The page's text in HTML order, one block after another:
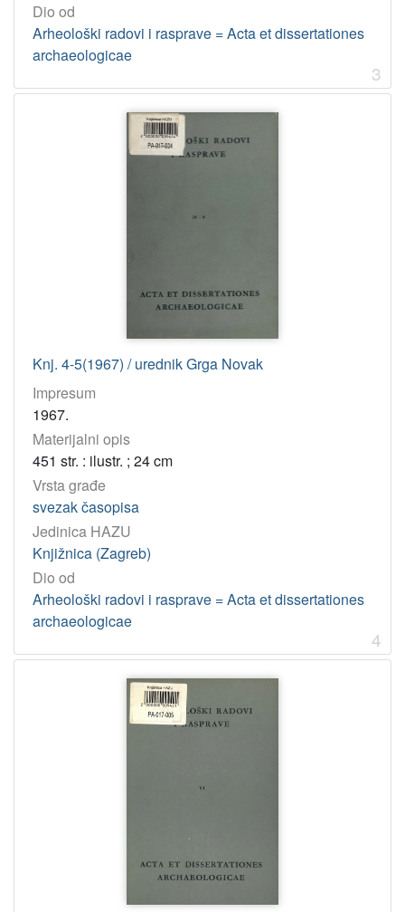
Dio od
Arheološki radovi i rasprave = Acta et dissertationes
archaeologicae
3
Knj. 4-5(1967) / urednik Grga Novak
Impresum
1967.
Materijalni opis
451 str. : ilustr. ; 24 cm
Vrsta građe
svezak časopisa
Jedinica HAZU
Knjižnica (Zagreb)
Dio od
Arheološki radovi i rasprave = Acta et dissertationes
archaeologicae
4